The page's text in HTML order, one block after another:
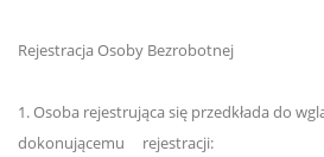
Rejestracja Osoby Bezrobotnej
1. Osoba rejestrująca się przedkłada do
dokonującemu rejestracji: